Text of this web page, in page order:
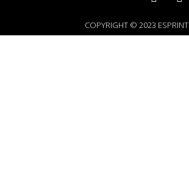
COPYRIGHT © 2023 ESPRINT